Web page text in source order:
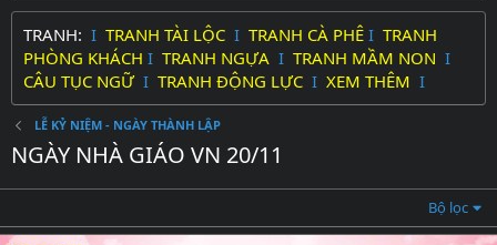
TRANH: I TRANH TÀI LỘC I TRANH CÀ PHÊ I TRANH
PHÒNG KHÁCH I TRANH NGỰA I TRANH MẦM NON I
CÂU TỤC NGỮ I TRANH ĐỘNG LỰC I XEM THÊM I
LỄ KỶ NIỆM - NGÀY THÀNH LẬP
NGÀY NHÀ GIÁO VN 20/11
Bộ lọc